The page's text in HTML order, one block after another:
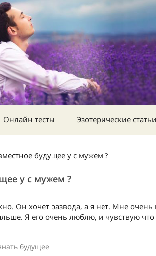
Онлайн тесты Эзотерические статьи
будущее у с мужем ?
у с мужем ?
Он хочет развода, а я нет. Мне очень
Я его очень люблю, и чувствую что
будущее